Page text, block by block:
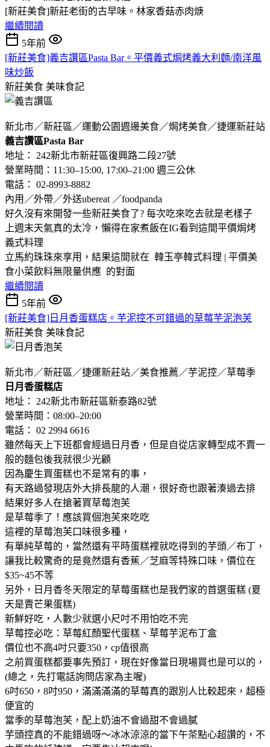
[新莊美食]新莊老街的古早味。林家香菇赤肉焿
繼續閱讀
5年前
[新莊美食]義吉讚區Pasta Bar。平價義式焗烤義大利麵/南洋風
味炒飯
新莊美食 美味食記
新北市／新莊區／運動公園週邊美食／焗烤美食／捷運新莊站
義吉讚區Pasta Bar
地址： 242新北市新莊區復興路二段27號
營業時間：11:30–15:00, 17:00–21:00 週三公休
電話： 02-8993-8882
內用／外帶／外送ubereat ／foodpanda
好久沒有來開發一些新莊美食了? 每次吃來吃去就是老樣子
上週末天氣真的太冷，懶得在家煮飯在IG看到這間平價焗烤
義式料理
立馬約珠珠來享用，結果這間就在 韓玉亭韓式料理 | 平價美
食小菜飲料無限量供應 的對面
繼續閱讀
5年前
[新莊美食]日月香蛋糕店。芋泥控不可錯過的草莓芋泥泡芙
新莊美食 美味食記
新北市／新莊區／捷運新莊站／美食推薦／芋泥控／草莓季
日月香蛋糕店
地址： 242新北市新莊區新泰路82號
營業時間：08:00–20:00
電話： 02 2994 6616
雖然每天上下班都會經過日月香，但是自從店家轉型成不賣一
般的麵包後我就很少光顧
因為慶生買蛋糕也不是常有的事，
有天路過發現店外大排長龍的人潮，很好奇也跟著湊過去排
結果好多人在搶著買草莓泡芙
是草莓季了！應該買個泡芙來吃吃
這裡的草莓泡芙口味很多種，
有單純草莓的，當然還有平時蛋糕裡就吃得到的芋頭／布丁，
讓我比較驚奇的是竟然還有香蕉／芝麻等特殊口味，價位在
$35~45不等
另外，日月香冬天限定的草莓蛋糕也是我們家的首選蛋糕 (夏
天是賣芒果蛋糕)
新鮮好吃，人數少就選小尺吋不用怕吃不完
草莓控必吃：草莓紅顏聖代蛋糕、草莓芋泥布丁盒
價位也不高4吋只要350，cp值很高
之前買蛋糕都要事先預訂，現在好像當日現場買也是可以的，
(總之，先打電話詢問店家為主喔)
6吋650，8吋950，滿滿滿滿的草莓真的跟別人比較起來，超極
便宜的
當季的草莓泡芙，配上奶油不會過甜不會過膩
芋頭控真的不能錯過呀～冰冰涼涼的當下午茶點心超讚的，不